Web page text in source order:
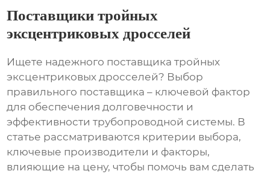
Поставщики тройных
эксцентриковых дросселей
Ищете надежного поставщика тройных
эксцентриковых дросселей? Выбор
правильного поставщика – ключевой фактор
для обеспечения долговечности и
эффективности трубопроводной системы. В
статье рассматриваются критерии выбора,
ключевые производители и факторы,
влияющие на цену, чтобы помочь вам сделать